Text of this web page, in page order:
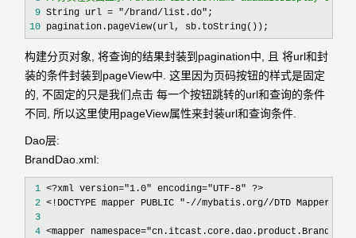
9 String url = "/brand/list.do"
10 pagination.pageView(url, sb.toString());
构建分页对象, 将查询的结果封装到pagination中, 且 将url和封
装的条件封装到pageView中. 这里因为页码按钮的样式是固定
的, 不固定的只是我们点击 每一个按钮跳转的url和查询的条件
不同, 所以这里使用pageView属性来封装url和查询条件.
Dao层:
BrandDao.xml:
1
2
3
4